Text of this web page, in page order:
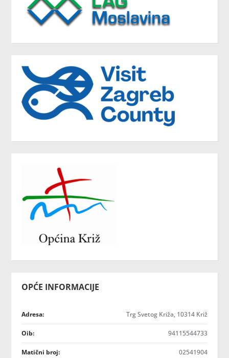
OPĆE INFORMACIJE
Adresa: Trg Svetog Križa, 10314 Križ
Oib: 94115544733
Matični broj: 02541904